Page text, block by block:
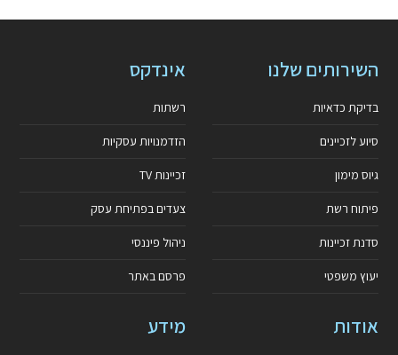
השירותים שלנו
בדיקת כדאיות
סיוע לזכיינים
גיוס מימון
פיתוח רשת
סדנת זכיינות
יעוץ משפטי
אינדקס
רשתות
הזדמנויות עסקיות
זכיינות TV
צעדים בפתיחת עסק
ניהול פיננסי
פרסם באתר
אודות מידע